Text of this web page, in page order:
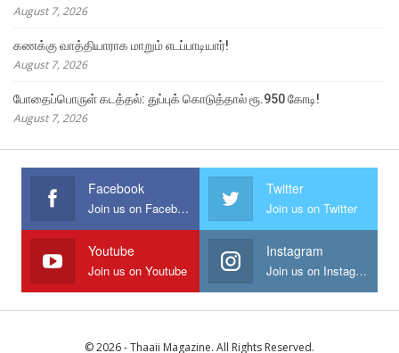
August 7, 2026
கணக்கு வாத்தியாராக மாறும் எடப்பாடியார்!
August 7, 2026
போதைப்பொருள் கடத்தல்: துப்புக் கொடுத்தால் ரூ.950 கோடி!
August 7, 2026
Facebook
Join us on Facebook
Twitter
Join us on Twitter
Youtube
Join us on Youtube
Instagram
Join us on Instagram
© 2026 - Thaaii Magazine. All Rights Reserved.